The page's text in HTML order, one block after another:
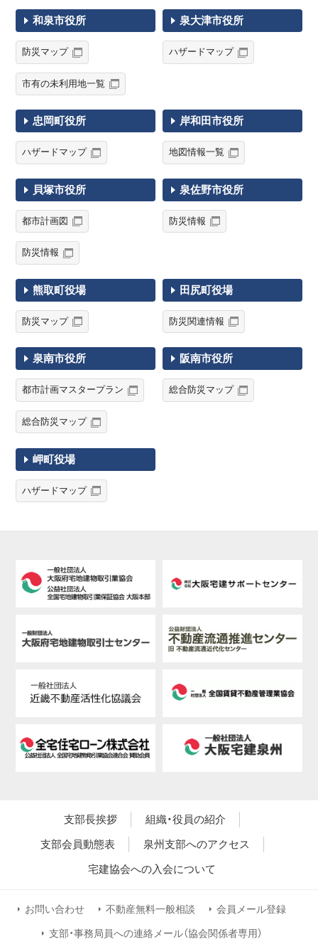
和泉市役所
防災マップ
市有の未利用地一覧
泉大津市役所
ハザードマップ
忠岡町役所
ハザードマップ
岸和田市役所
地図情報一覧
貝塚市役所
都市計画図
防災情報
泉佐野市役所
防災情報
熊取町役場
防災マップ
田尻町役場
防災関連情報
泉南市役所
都市計画マスタープラン
総合防災マップ
阪南市役所
総合防災マップ
岬町役場
ハザードマップ
支部長挨拶
組織・役員の紹介
支部会員動態表
泉州支部へのアクセス
宅建協会への入会について
お問い合わせ 不動産無料一般相談 会員メール登録
支部・事務局員への連絡メール（協会関係者専用）